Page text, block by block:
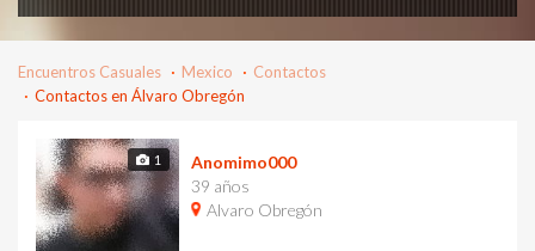
Encuentros Casuales Mexico
Contactos
Contactos en Álvaro Obregón
1
Anomimo000
39 años
Alvaro Obregón